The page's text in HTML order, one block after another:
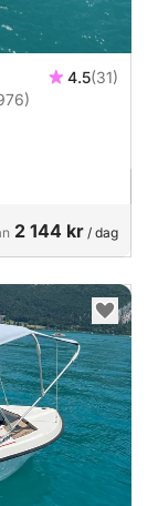
4.5(31)
2 144 kr / dag